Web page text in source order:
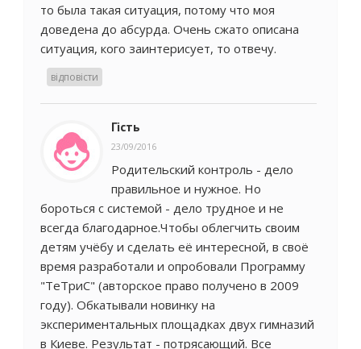
то была такая ситуация, потому что моя
доведена до абсурда. Очень сжато описана
ситуация, кого заинтерисует, то отвечу.
відповісти
Гість
23/09/2016
Родительский контроль - дело
правильное и нужное. Но
бороться с системой - дело трудное и не
всегда благодарное.Чтобы облегчить своим
детям учёбу и сделать её интересной, в своё
время разработали и опробовали Программу
"ТеТриС" (авторское право получено в 2009
году). Обкатывали новинку на
экспериментальных площадках двух гимназий
в Киеве. Результат - потрясающий. Все